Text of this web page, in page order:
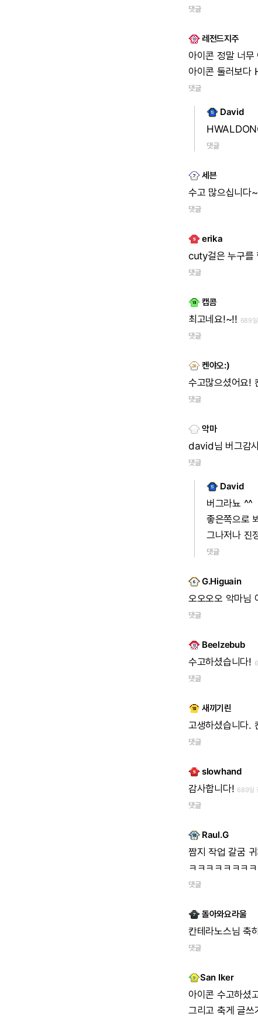
댓글
레전드지주
아이콘 정말 너무
아이콘 둘러보다
댓글
David
댓글
세븐
수고 많으십니다~
댓글
erika
cuty걸은 누구를
댓글
캡콤
최고네요!~!! 689
댓글
켄야오:)
수고많으셨어요!
댓글
악마
david님 버그감
댓글
David
버그라뇨 ^^
좋은쪽으로
그나저나 진
댓글
G.Higuain
오오오오 악마님
댓글
Beelzebub
수고하셨습니다!
댓글
새끼기린
고생하셨습니다.
댓글
slowhand
감사합니다! 689일
댓글
Raul.G
짬지 작업 갈굼
ㅋㅋㅋㅋㅋㅋㅋ
댓글
돌아와요라울
칸테라노스님 축
댓글
San Iker
아이콘 수고하셨
그리고 축게 글쓰